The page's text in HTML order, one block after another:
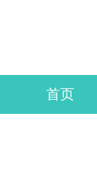
首页